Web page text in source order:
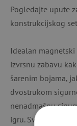
Pogledajte upute
konstrukcijskog
Idealan
izvrsnu zabavu
šarenim bojama,
dvostrukom
nenadmašnu
igru. Svi